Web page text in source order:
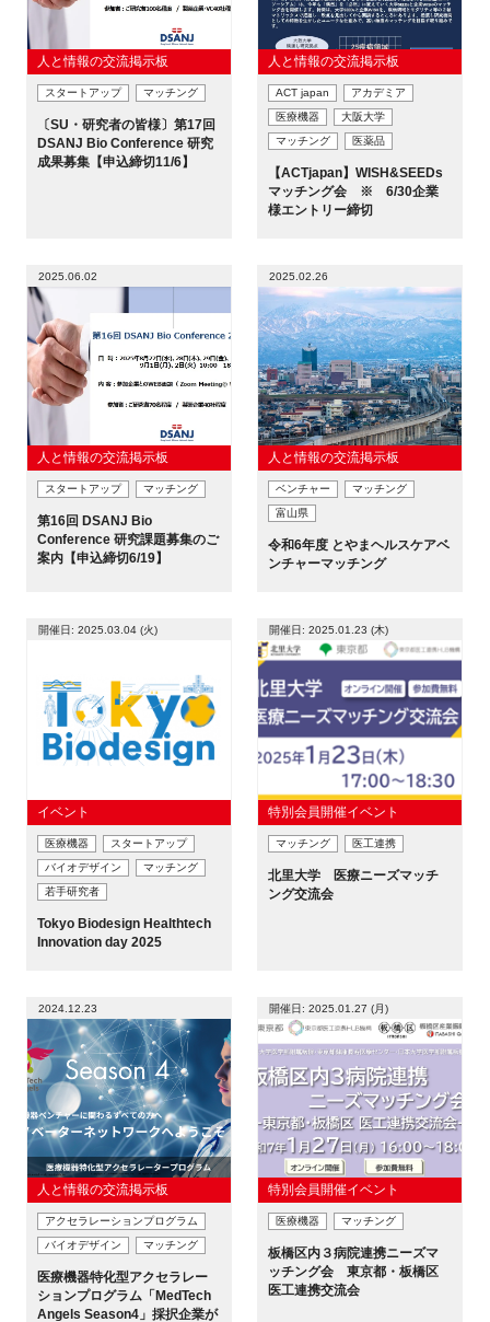
人と情報の交流掲示板
スタートアップ マッチング
〔SU・研究者の皆様〕第17回
DSANJ Bio Conference 研究
成果募集【申込締切11/6】
人と情報の交流掲示板
ACT japan
アカデミア
医療機器
大阪大学
マッチング
医薬品
【ACTjapan】WISH&SEEDs
マッチング会 ※ 6/30企業
様エントリー締切
2025.06.02
人と情報の交流掲示板
スタートアップ マッチング
第16回 DSANJ Bio
Conference 研究課題募集のご
案内【申込締切6/19】
2025.02.26
人と情報の交流掲示板
ベンチャー
マッチング
富山県
令和6年度 とやまヘルスケアベ
ンチャーマッチング
開催日: 2025.03.04 (火)
イベント
医療機器
スタートアップ
バイオデザイン
マッチング
若手研究者
Tokyo Biodesign Healthtech
Innovation day 2025
開催日: 2025.01.23 (木)
特別会員開催イベント
マッチング 医工連携
北里大学 医療ニーズマッチ
ング交流会
2024.12.23
人と情報の交流掲示板
アクセラレーションプログラム
バイオデザイン
マッチング
医療機器特化型アクセラレー
ションプログラム「MedTech
Angels Season4」採択企業が
開催日: 2025.01.27 (月)
特別会員開催イベント
医療機器 マッチング
板橋区内３病院連携ニーズマ
ッチング会 東京都・板橋区
医工連携交流会